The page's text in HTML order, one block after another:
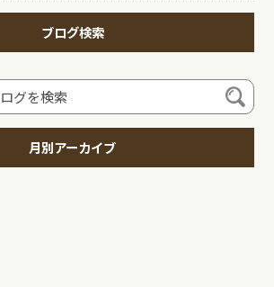
ブログ検索
月別アーカイブ